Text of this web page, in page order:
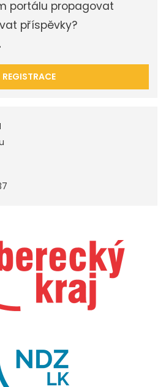
portálu propagovat
příspěvky?
REGISTRACE